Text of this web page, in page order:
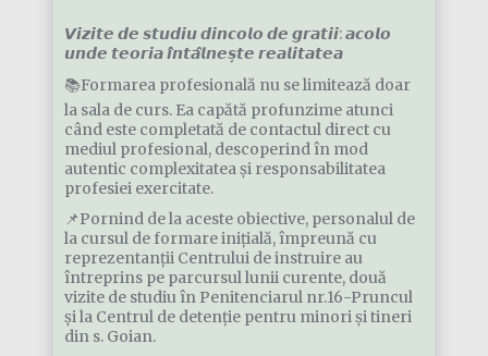
𝙑𝙞𝙯𝙞𝙩𝙚 𝙙𝙚 𝙨𝙩𝙪𝙙𝙞𝙪 𝙙𝙞𝙣𝙘𝙤𝙡𝙤 𝙙𝙚 𝙜𝙧𝙖𝙩𝙞𝙞: 𝙖𝙘𝙤𝙡𝙤
𝙪𝙣𝙙𝙚 𝙩𝙚𝙤𝙧𝙞𝙖 𝙞̂𝙣𝙩𝙖̂𝙡𝙣𝙚𝙨̦𝙩𝙚 𝙧𝙚𝙖𝙡𝙞𝙩𝙖𝙩𝙚𝙖
📚Formarea profesională nu se limitează doar
la sala de curs. Ea capătă profunzime atunci
când este completată de contactul direct cu
mediul profesional, descoperind în mod
autentic complexitatea și responsabilitatea
profesiei exercitate.
📌Pornind de la aceste obiective, personalul de
la cursul de formare inițială, împreună cu
reprezentanții Centrului de instruire au
întreprins pe parcursul lunii curente, două
vizite de studiu în Penitenciarul nr.16-Pruncul
și la Centrul de detenție pentru minori și tineri
din s. Goian.